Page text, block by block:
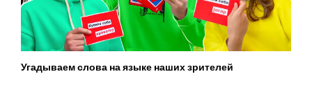
Угадываем слова на языке наших зрителей